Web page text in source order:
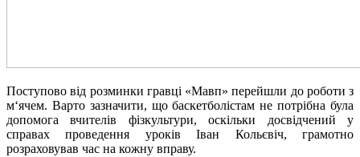
Поступово від розминки гравці «Мавп» перейшли до роботи з
м‘ячем. Варто зазначити, що баскетболістам не потрібна була
допомога вчителів фізкультури, оскільки досвідчений у
справах проведення уроків Іван Кольєвіч, грамотно
розраховував час на кожну вправу.